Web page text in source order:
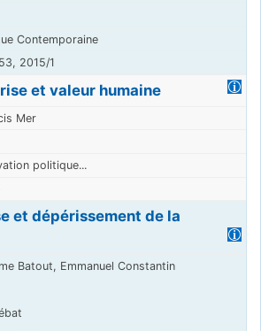
Contemporaine
2015/1
et valeur humaine
Mer
politique...
et dépérissement de la
Batout, Emmanuel Constantin